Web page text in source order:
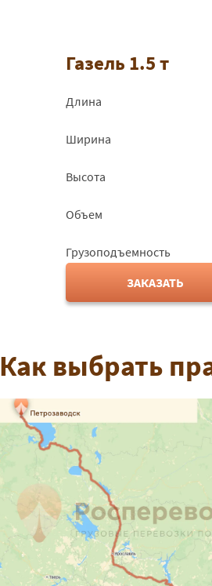
Газель 1.5 т
Длина
Ширина
Высота
Объем
Грузоподъемность
ЗАКАЗАТЬ
Как выбрать